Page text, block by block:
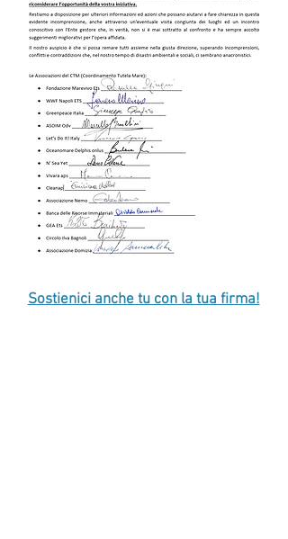
Sostienici anche tu con la tua firma!